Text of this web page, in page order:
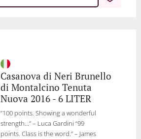
Casanova di Neri Brunello
di Montalcino Tenuta
Nuova 2016 - 6 LITER
”100 points. Showing a wonderful
strength...” – Luca Gardini “99
points. Class is the word.” – James